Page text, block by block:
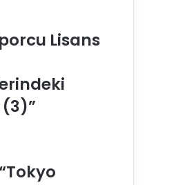
Lisans